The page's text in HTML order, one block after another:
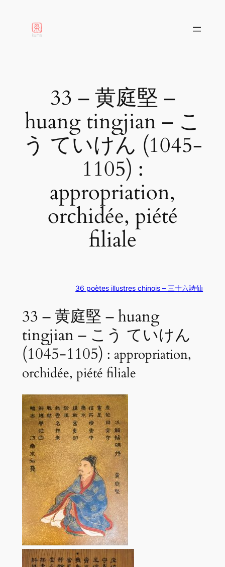
contenu
33 – 黄庭堅 –
huang tingjian – こ
う ていけん (1045-
1105) :
appropriation,
orchidée, piété
filiale
36 poètes illustres chinois – 三十六詩仙
33 – 黄庭堅 – huang
tingjian – こう ていけん
(1045-1105) : appropriation,
orchidée, piété filiale